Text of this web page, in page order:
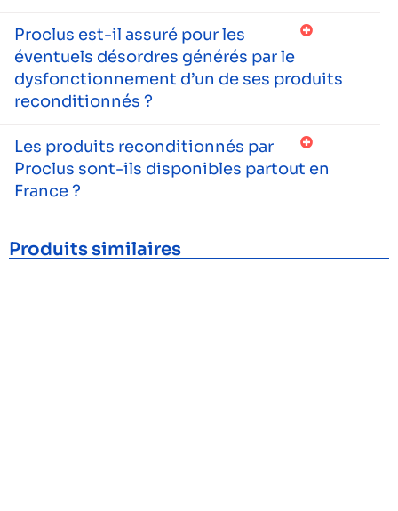
Proclus est-il assuré pour les
éventuels désordres générés par le
dysfonctionnement d’un de ses produits
reconditionnés ?
Les produits reconditionnés par
Proclus sont-ils disponibles partout en
France ?
Produits similaires